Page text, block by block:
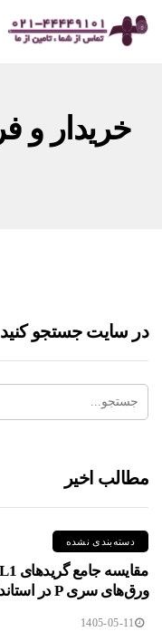
در سایت جستجو کنید
مطالب اخیر
دسته‌بندی نشده
ورق‌های سری P در استاندارد DIN و EN
1405-05-11